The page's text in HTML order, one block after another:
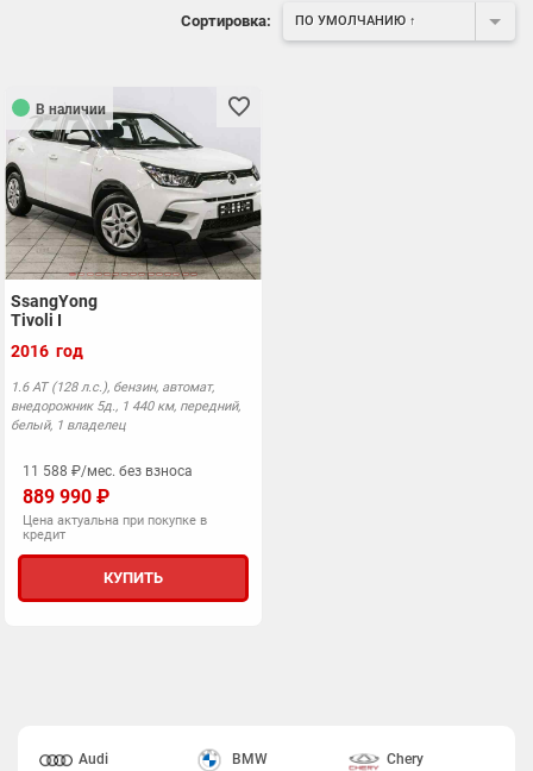
Сортировка: ПО УМОЛЧАНИЮ ↑
В наличии
SsangYong
Tivoli I
2016 год
1.6 АТ (128 л.с.), бензин, автомат,
внедорожник 5д., 1 440 км, передний,
белый, 1 владелец
11 588 ₽/мес. без взноса
889 990 ₽
Цена актуальна при покупке в
кредит
КУПИТЬ
Audi BMW Chery